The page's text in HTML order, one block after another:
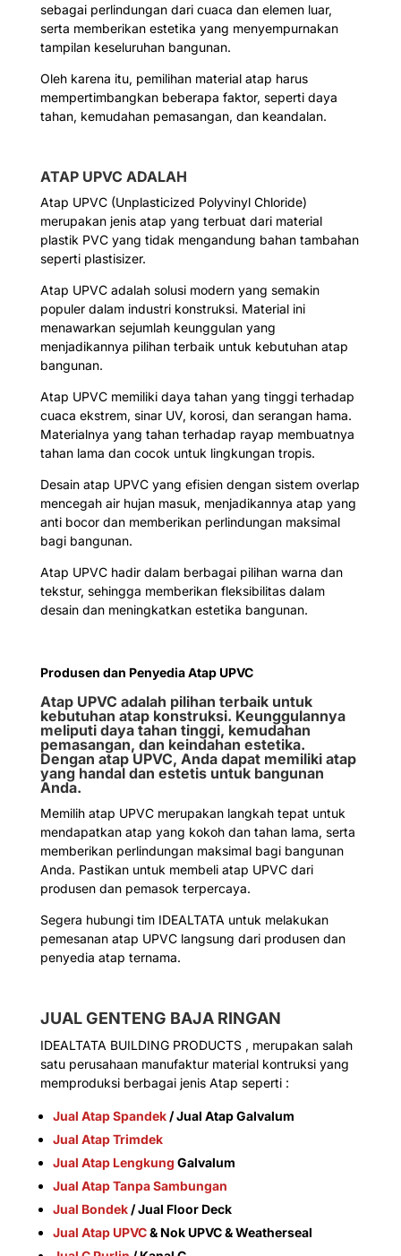
sebagai perlindungan dari cuaca dan elemen luar,
serta memberikan estetika yang menyempurnakan
tampilan keseluruhan bangunan.
Oleh karena itu, pemilihan material atap harus
mempertimbangkan beberapa faktor, seperti daya
tahan, kemudahan pemasangan, dan keandalan.
ATAP UPVC ADALAH
Atap UPVC (Unplasticized Polyvinyl Chloride)
merupakan jenis atap yang terbuat dari material
plastik PVC yang tidak mengandung bahan tambahan
seperti plastisizer.
Atap UPVC adalah solusi modern yang semakin
populer dalam industri konstruksi. Material ini
menawarkan sejumlah keunggulan yang
menjadikannya pilihan terbaik untuk kebutuhan atap
bangunan.
Atap UPVC memiliki daya tahan yang tinggi terhadap
cuaca ekstrem, sinar UV, korosi, dan serangan hama.
Materialnya yang tahan terhadap rayap membuatnya
tahan lama dan cocok untuk lingkungan tropis.
Desain atap UPVC yang efisien dengan sistem overlap
mencegah air hujan masuk, menjadikannya atap yang
anti bocor dan memberikan perlindungan maksimal
bagi bangunan.
Atap UPVC hadir dalam berbagai pilihan warna dan
tekstur, sehingga memberikan fleksibilitas dalam
desain dan meningkatkan estetika bangunan.
Produsen dan Penyedia Atap UPVC
Atap UPVC adalah pilihan terbaik untuk
kebutuhan atap konstruksi. Keunggulannya
meliputi daya tahan tinggi, kemudahan
pemasangan, dan keindahan estetika.
Dengan atap UPVC, Anda dapat memiliki atap
yang handal dan estetis untuk bangunan
Anda.
Memilih atap UPVC merupakan langkah tepat untuk
mendapatkan atap yang kokoh dan tahan lama, serta
memberikan perlindungan maksimal bagi bangunan
Anda. Pastikan untuk membeli atap UPVC dari
produsen dan pemasok terpercaya.
Segera hubungi tim IDEALTATA untuk melakukan
pemesanan atap UPVC langsung dari produsen dan
penyedia atap ternama.
JUAL GENTENG BAJA RINGAN
IDEALTATA BUILDING PRODUCTS , merupakan salah
satu perusahaan manufaktur material kontruksi yang
memproduksi berbagai jenis Atap seperti :
Jual Atap Spandek/ Jual Atap Galvalum
Jual Atap Trimdek
Jual Atap Lengkung Galvalum
Jual Atap Tanpa Sambungan
Jual Bondek/ Jual Floor Deck
Jual Atap UPVC& Nok UPVC & Weatherseal